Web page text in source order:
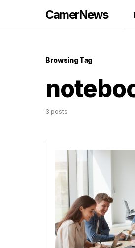
CamerNews
Browsing Tag
3 posts